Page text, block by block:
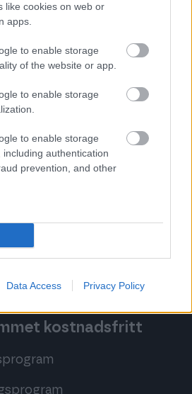
like cookies on web or
apps.
to enable storage
of the website or app.
to enable storage
to enable storage
including authentication
prevention, and other
Data Access Privacy Policy
till startsidan
kostnadsfritt